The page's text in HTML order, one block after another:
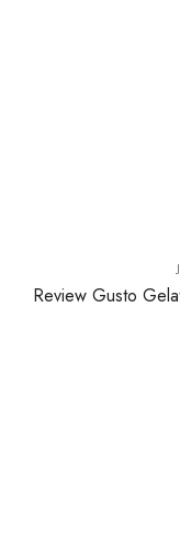
Review Gusto